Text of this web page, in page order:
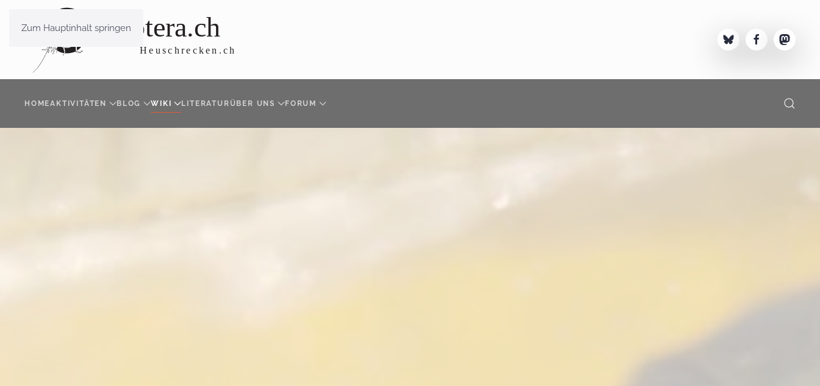
Zum Hauptinhalt springen
HOMEAKTIVITÄTEN BLOG WIKI LITERATUR ÜBER UNS FORUM